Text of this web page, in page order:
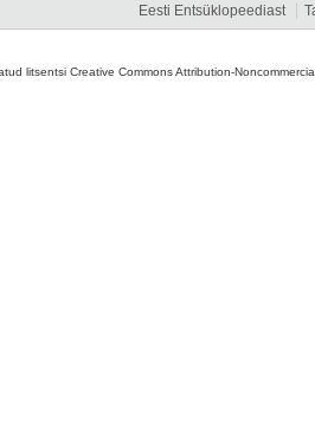
Eesti Entsüklopeediast
litsentsi Creative Commons Attribution-